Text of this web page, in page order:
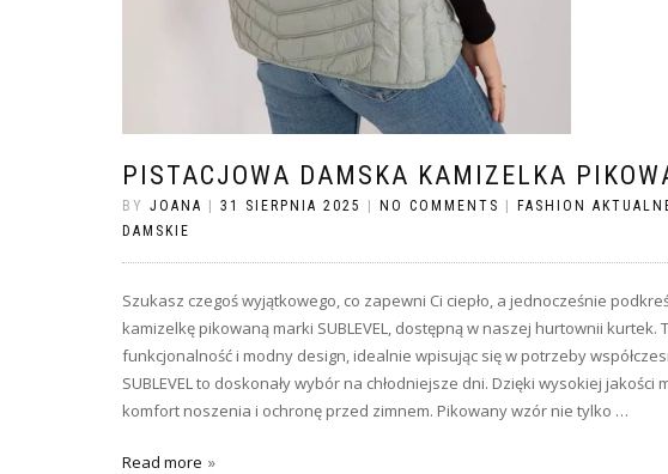
PISTACJOWA DAMSKA KAMIZELKA
BY JOANA | 31 SIERPNIA 2025 | NO COMMENTS | FASHION
DAMSKIE
Szukasz czegoś wyjątkowego, co zapewni Ci ciepło, a jednocześnie
kamizelkę pikowaną marki SUBLEVEL, dostępną w naszej hurtownii kurtek.
funkcjonalność i modny design, idealnie wpisując się w potrzeby
SUBLEVEL to doskonały wybór na chłodniejsze dni. Dzięki wysokiej
komfort noszenia i ochronę przed zimnem. Pikowany wzór nie tylko …
Read more